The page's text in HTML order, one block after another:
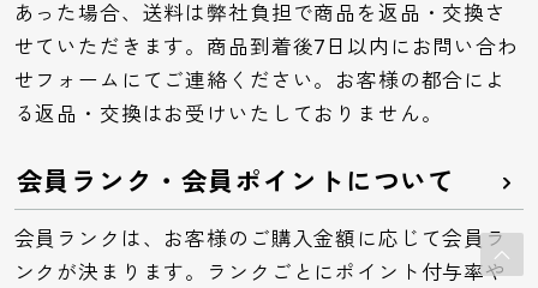
あった場合、送料は弊社負担で商品を返品・交換さ
せていただきます。商品到着後7日以内にお問い合わ
せフォームにてご連絡ください。お客様の都合によ
る返品・交換はお受けいたしておりません。
会員ランク・会員ポイントについて
会員ランクは、お客様のご購入金額に応じて会員ラ
ンクが決まります。ランクごとにポイント付与率や